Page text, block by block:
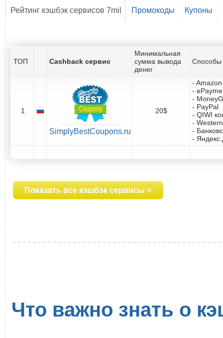
Рейтинг кэшбэк сервисов 7mil Промокоды Купоны
ТОП Cashback сервис
Минимальная
сумма вывода
денег
Способы
1
SimplyBestCoupons.ru
20$
-
-
-
- PayPal
- QIWI
-
-
-
Показать все кэшбэк сервисы >
Что важно знать о